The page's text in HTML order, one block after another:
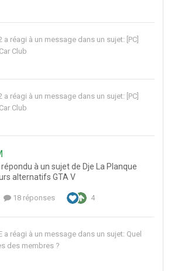
a réagi à un message dans un sujet: [PC]
Club
a réagi à un message dans un sujet: [PC]
Club
répondu à un sujet de Dje La Planque
alternatifs GTA V
18 réponses 4
a réagi à un message dans un sujet: Quel
des membres ?